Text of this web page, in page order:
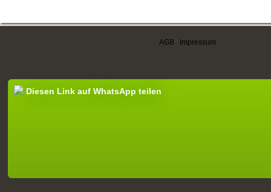
AGB Impressum
Diesen Link auf WhatsApp teilen